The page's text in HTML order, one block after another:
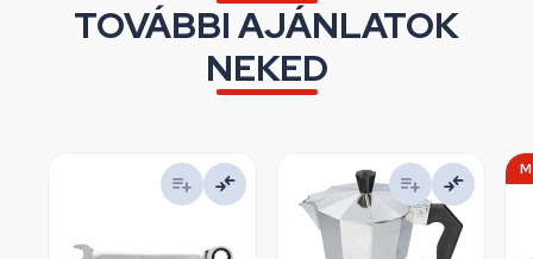
TOVÁBBI AJÁNLATOK
NEKED